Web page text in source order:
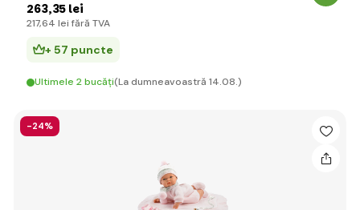
263,35 lei
217,64 lei fără TVA
+ 57 puncte
Ultimele 2 bucăți(La dumneavoastră 14.08.)
-24%